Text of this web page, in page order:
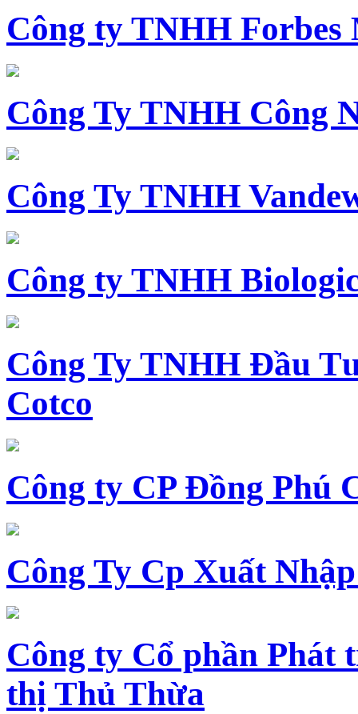
Công ty TNHH
Công Ty TNHH Công
Công Ty TNHH
Công ty TNHH
Công Ty TNHH Đầu
Cotco
Công ty CP Đồng Phú
Công Ty Cp Xuất
Công ty Cổ phần Phát
thị Thủ Thừa